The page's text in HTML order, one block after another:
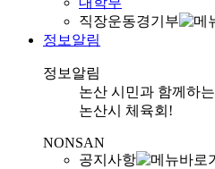
직장운동경기부
정보알림
정보알림
논산 시민과 함께하는
논산시 체육회!
NONSAN
공지사항